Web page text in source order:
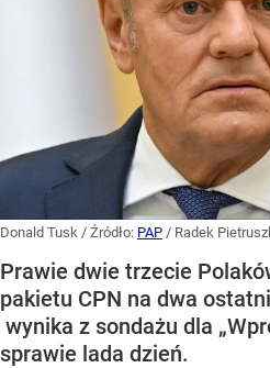
Donald Tusk / Źródło: PAP / Radek
Prawie dwie trzecie
pakietu CPN na dwa
wynika z sondażu dla
sprawie lada dzień.